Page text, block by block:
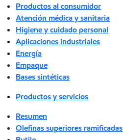
Productos al consumidor
Atención médica y sanitaria
Higiene y cuidado personal
Aplicaciones industriales
Energía
Empaque
Bases sintéticas
Productos y servicios
Resumen
Olefinas superiores ramificadas